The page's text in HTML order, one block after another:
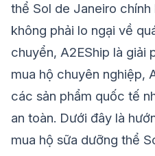
thể Sol de Janeiro chính
không phải lo ngại về
chuyển, A2EShip là giải
mua hộ chuyên nghiệp,
các sản phẩm quốc tế
an toàn. Dưới đây là
mua hộ sữa dưỡng thể